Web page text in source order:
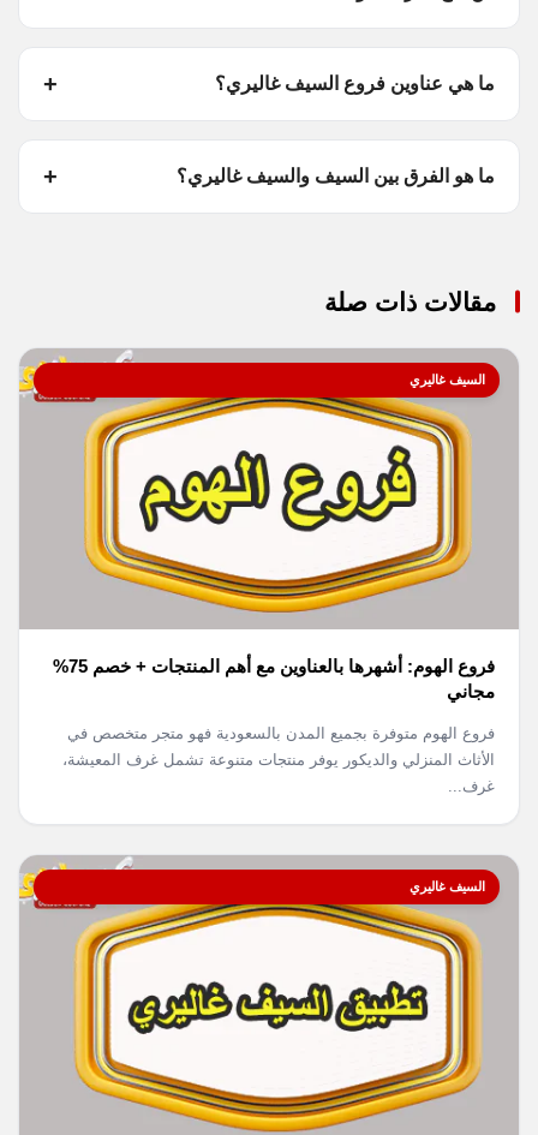
ما هي عناوين فروع السيف غاليري؟
ما هو الفرق بين السيف والسيف غاليري؟
مقالات ذات صلة
السيف غاليري
فروع الهوم: أشهرها بالعناوين مع أهم المنتجات + خصم 75%
مجاني
فروع الهوم متوفرة بجميع المدن بالسعودية فهو متجر متخصص في
الأثاث المنزلي والديكور يوفر منتجات متنوعة تشمل غرف المعيشة،
غرف...
السيف غاليري